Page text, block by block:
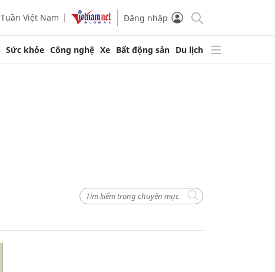
Tuần Việt Nam Đăng nhập
Sức khỏe Công nghệ Xe Bất động sản Du lịch